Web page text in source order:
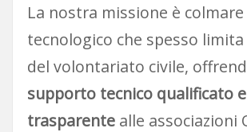
La nostra missione è
tecnologico che spesso limita
del volontariato civile,
supporto tecnico qualificato e
trasparentealle associazioni